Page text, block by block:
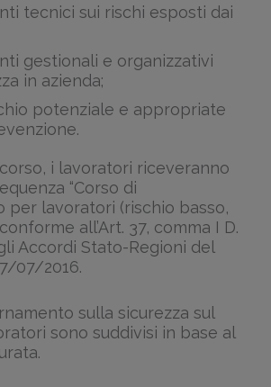
tecnici sui rischi esposti dai
gestionali e organizzativi
in azienda;
potenziale e appropriate
i lavoratori riceveranno
“Corso di
per lavoratori (rischio basso,
all’Art. 37, comma I D.
Accordi Stato-Regioni del
07/2016.
sulla sicurezza sul
sono suddivisi in base al